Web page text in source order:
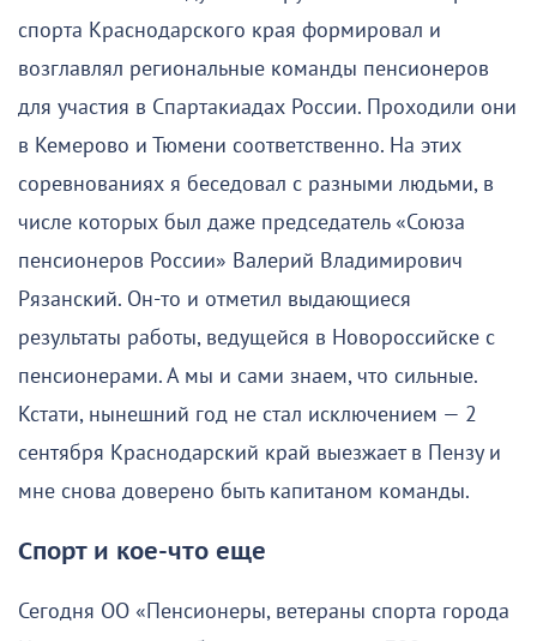
спорта Краснодарского края формировал и
возглавлял региональные команды пенсионеров
для участия в Спартакиадах России. Проходили они
в Кемерово и Тюмени соответственно. На этих
соревнованиях я беседовал с разными людьми, в
числе которых был даже председатель «Союза
пенсионеров России» Валерий Владимирович
Рязанский. Он-то и отметил выдающиеся
результаты работы, ведущейся в Новороссийске с
пенсионерами. А мы и сами знаем, что сильные.
Кстати, нынешний год не стал исключением — 2
сентября Краснодарский край выезжает в Пензу и
мне снова доверено быть капитаном команды.
Спорт и кое-что еще
Сегодня ОО «Пенсионеры, ветераны спорта города